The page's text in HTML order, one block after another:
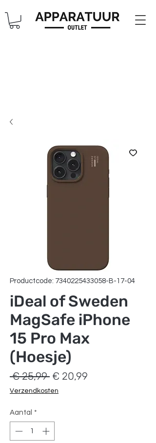
Productcode: 7340225433058-B-17-04
iDeal of Sweden
MagSafe iPhone
15 Pro Max
(Hoesje)
€ 25,99 Normale
prijs
€ 20,99
Verzendkosten
Aantal *